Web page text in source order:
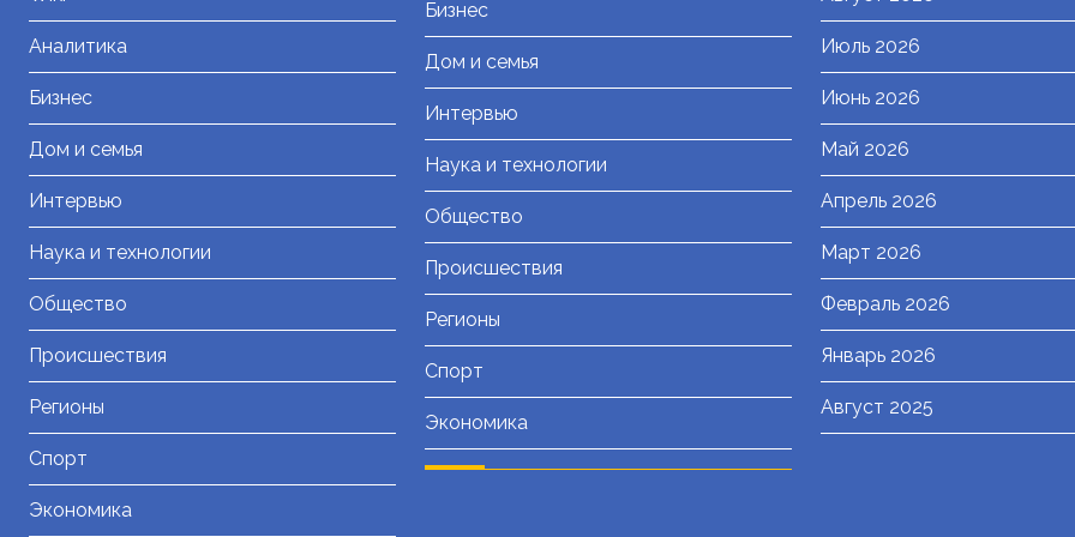
Аналитика
Бизнес
Дом и семья
Интервью
Наука и технологии
Общество
Происшествия
Регионы
Спорт
Экономика
Бизнес
Дом и семья
Интервью
Наука и технологии
Общество
Происшествия
Регионы
Спорт
Экономика
Июль 2026
Июнь 2026
Май 2026
Апрель 2026
Март 2026
Февраль 2026
Январь 2026
Август 2025